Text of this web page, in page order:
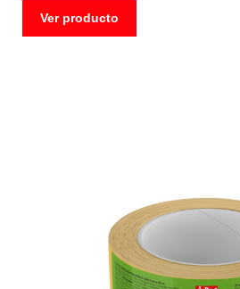
Ver producto